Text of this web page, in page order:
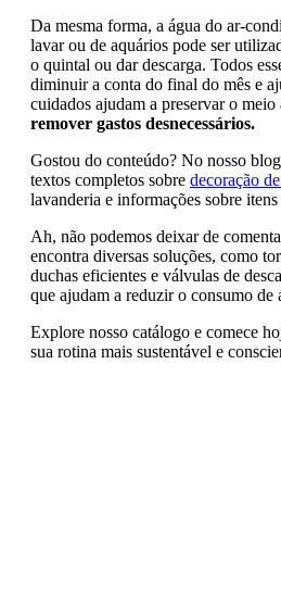
Da mesma forma, a água do ar-
lavar ou de aquários pode ser
o quintal ou dar descarga. Todos
diminuir a conta do final do mês e
cuidados ajudam a preservar o meio
remover gastos desnecessários.
Gostou do conteúdo? No nosso
textos completos sobre decoração
lavanderia e informações sobre
Ah, não podemos deixar de
encontra diversas soluções, como
duchas eficientes e válvulas de
que ajudam a reduzir o consumo de
Explore nosso catálogo e comece
sua rotina mais sustentável e